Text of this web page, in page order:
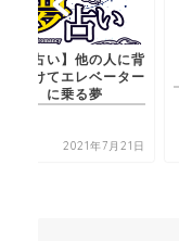
【夢占い】他の人に背
を向けてエレベーター
に乗る夢
2021年7月21日